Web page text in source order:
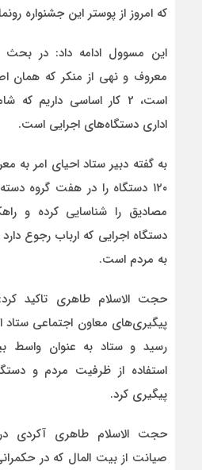
که امروز از پوستر این جشنواره
این مسوول ادامه داد: در بحث
معروف و نهی از منکر که
است، 2 کار اساسی داریم
اداری دستگاه‌های اجرایی است.
به گفته دبیر ستاد احیای امر به
۱۲۰ دستگاه را در هفت گروه
مصادیق را شناسایی کرده و
دستگاه اجرایی که ارباب رجوع
به مردم است.
حجت الاسلام طاهری تاکید
پیگیری‌های معاون اجتماعی ستاد
رسید و ستاد به عنوان واسط
استفاده از ظرفیت مردم و
پیگیری کرد.
حجت الاسلام طاهری آکردی
صیانت از بیت المال که در